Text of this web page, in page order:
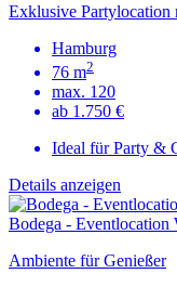
Exklusive Partylocation
Hamburg
76 m2
max. 120
ab 1.750 €
Ideal für Party &
Details anzeigen
Bodega - Eventlocation
Ambiente für Genießer